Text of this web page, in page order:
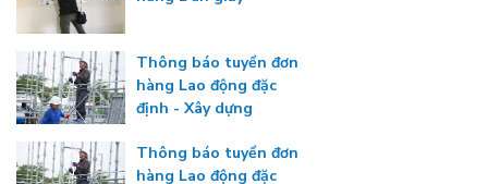
Thông báo tuyển đơn
hàng Lao động đặc
định - Xây dựng
Thông báo tuyển đơn
hàng Lao động đặc